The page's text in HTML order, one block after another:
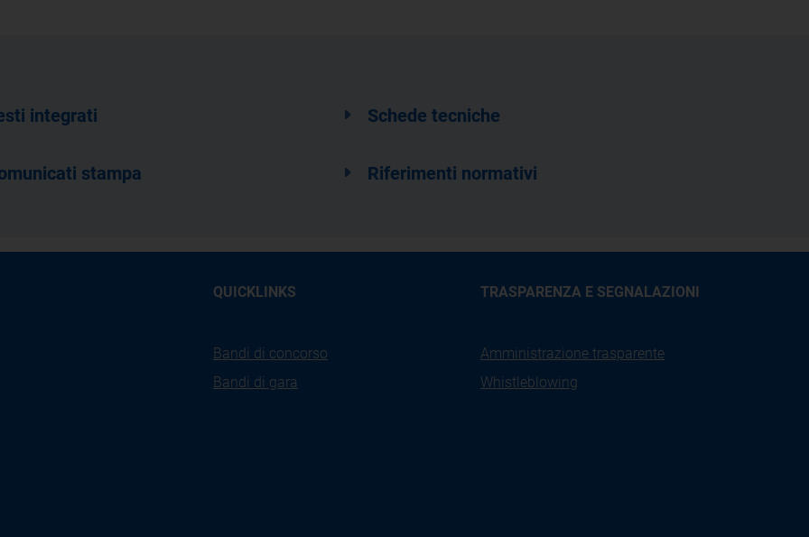
integrati Schede tecniche
stampa Riferimenti normativi
QUICKLINKS
Bandi di concorso
Bandi di gara
TRASPARENZA E SEGNALAZIONI
Amministrazione trasparente
Whistleblowing